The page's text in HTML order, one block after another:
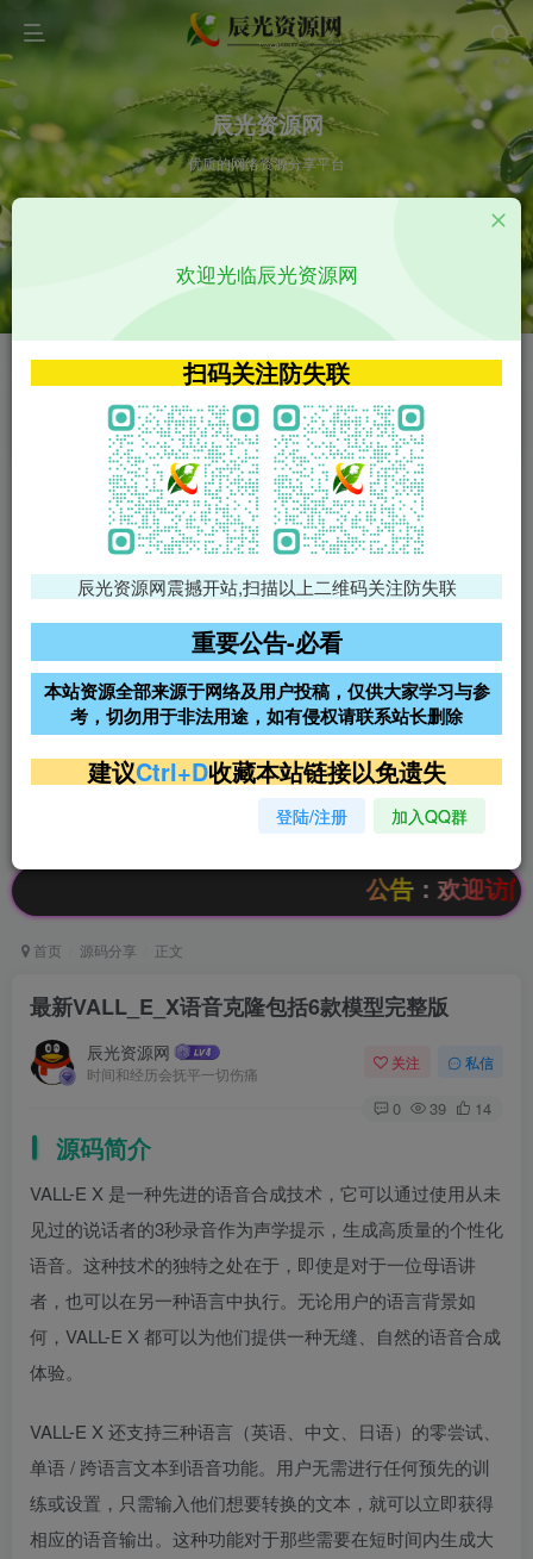
辰光资源网
优质的网络资源分享平台
VIP特权介绍 APP源码
VIP特权介绍
火
VIP特权介绍
影视源码
影视源码
免费领支付宝红包
腾讯轻量4核4G3M服务器38元/
阿里云2核2G200M服务器68元/
年
雨云高防免备案服务器
超低价文字广告位招租 超低价文字广告位招租
超低价文字广告位招租
公告：欢迎访问辰
首页 源码分享 正文
最新VALL_E_X语音克隆包括6款模型完整版
辰光资源网
时间和经历会抚平一切伤痛
关注 私信
0 39 14
源码简介
VALL-E X 是一种先进的语音合成技术，它可以通过使用从未
见过的说话者的3秒录音作为声学提示，生成高质量的个性化
语音。这种技术的独特之处在于，即使是对于一位母语讲
者，也可以在另一种语言中执行。无论用户的语言背景如
何，VALL-E X 都可以为他们提供一种无缝、自然的语音合成
体验。
VALL-E X 还支持三种语言（英语、中文、日语）的零尝试、
单语 / 跨语言文本到语音功能。用户无需进行任何预先的训
练或设置，只需输入他们想要转换的文本，就可以立即获得
相应的语音输出。这种功能对于那些需要在短时间内生成大
欢迎光临辰光资源网
扫码关注防失联
辰光资源网震撼开站,扫描以上二维码关注防失联
重要公告-必看
本站资源全部来源于网络及用户投稿，仅供大家学习与参
考，切勿用于非法用途，如有侵权请联系站长删除
建议Ctrl+D收藏本站链接以免遗失
登陆/注册 加入QQ群